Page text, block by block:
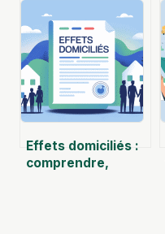
vraiment savoir
Effets domiciliés :
comprendre,